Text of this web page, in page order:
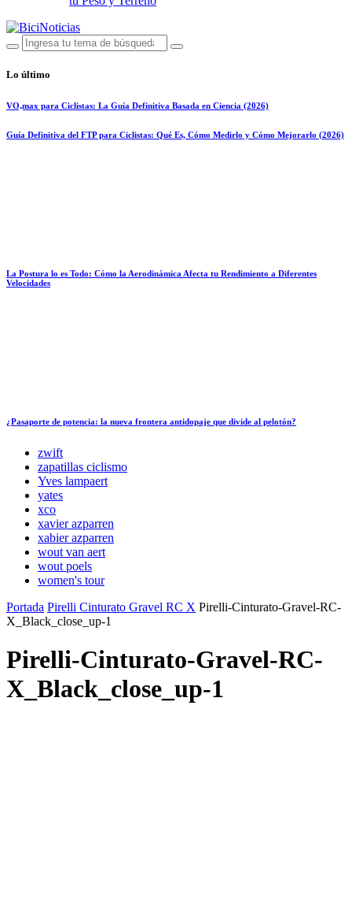
Lo último
VO₂max para Ciclistas: La Guía Definitiva Basada en Ciencia (2026)
Guía Definitiva del FTP para Ciclistas: Qué Es, Cómo Medirlo y Cómo Mejorarlo (2026)
La Postura lo es Todo: Cómo la Aerodinámica Afecta tu Rendimiento a Diferentes
Velocidades
¿Pasaporte de potencia: la nueva frontera antidopaje que divide al pelotón?
zwift
zapatillas ciclismo
Yves lampaert
yates
xco
xavier azparren
xabier azparren
wout van aert
wout poels
women's tour
Portada Pirelli Cinturato Gravel RC X Pirelli-Cinturato-Gravel-RC-
X_Black_close_up-1
Pirelli-Cinturato-Gravel-RC-
X_Black_close_up-1